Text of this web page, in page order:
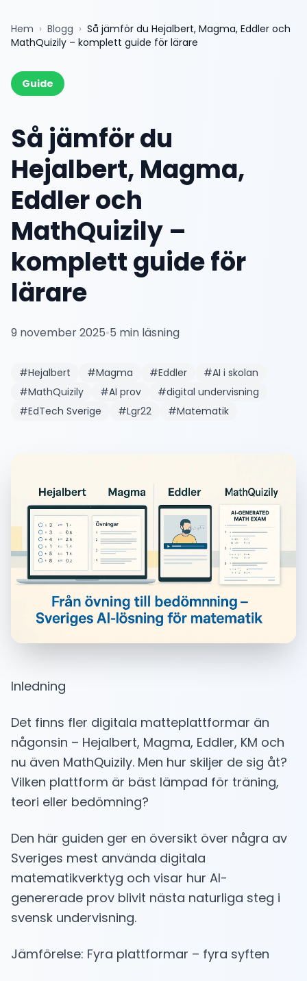
Hem › Blogg › Så jämför du Hejalbert, Magma, Eddler och
MathQuizily – komplett guide för lärare
Guide
Så jämför du
Hejalbert, Magma,
Eddler och
MathQuizily –
komplett guide för
lärare
9 november 2025•5 min läsning
#Hejalbert #Magma #Eddler #AI i skolan
#MathQuizily #AI prov #digital undervisning
#EdTech Sverige #Lgr22 #Matematik
Inledning
Det finns fler digitala matteplattformar än
någonsin – Hejalbert, Magma, Eddler, KM och
nu även MathQuizily. Men hur skiljer de sig åt?
Vilken plattform är bäst lämpad för träning,
teori eller bedömning?
Den här guiden ger en översikt över några av
Sveriges mest använda digitala
matematikverktyg och visar hur AI-
genererade prov blivit nästa naturliga steg i
svensk undervisning.
Jämförelse: Fyra plattformar – fyra syften